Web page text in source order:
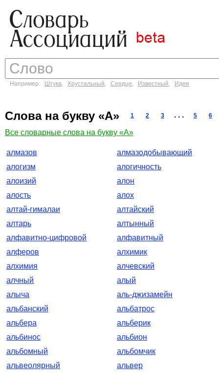
Например: Штука, Хрустальный, Сердце, Известный, Идея
Слова на букву «А» 1 2 3 . . . 5 6
Все словарные слова на букву «А»
алмазов
алмазодобывающий
алогизм
алогичность
алоизий
алон
алость
алох
алтай-гималаи
алтайский
алтарь
алтынный
алфавитно-цифровой
алфавитный
алферов
алхимик
алхимия
алчевский
алчный
алый
алыча
аль-джизамейн
альбанский
альбатрос
альбера
альберик
альбинос
альбион
альбомный
альбомчик
альвеолярный
альвер